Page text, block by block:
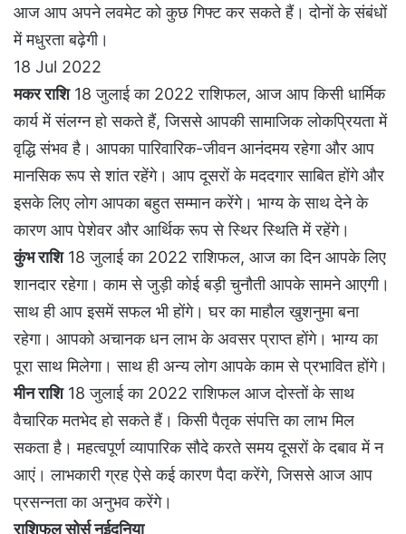
आज आप अपने लवमेट को कुछ गिफ्ट कर सकते हैं। दोनों के संबंधों
में मधुरता बढ़ेगी।
18 Jul 2022
मकर राशि18 जुलाई का 2022 राशिफल, आज आप किसी धार्मिक
कार्य में संलग्न हो सकते हैं, जिससे आपकी सामाजिक लोकप्रियता में
वृद्धि संभव है। आपका पारिवारिक-जीवन आनंदमय रहेगा और आप
मानसिक रूप से शांत रहेंगे। आप दूसरों के मददगार साबित होंगे और
इसके लिए लोग आपका बहुत सम्मान करेंगे। भाग्य के साथ देने के
कारण आप पेशेवर और आर्थिक रूप से स्थिर स्थिति में रहेंगे।
कुंभ राशि18 जुलाई का 2022 राशिफल, आज का दिन आपके लिए
शानदार रहेगा। काम से जुड़ी कोई बड़ी चुनौती आपके सामने आएगी।
साथ ही आप इसमें सफल भी होंगे। घर का माहौल खुशनुमा बना
रहेगा। आपको अचानक धन लाभ के अवसर प्राप्त होंगे। भाग्य का
पूरा साथ मिलेगा। साथ ही अन्य लोग आपके काम से प्रभावित होंगे।
मीन राशि18 जुलाई का 2022 राशिफल आज दोस्तों के साथ
वैचारिक मतभेद हो सकते हैं। किसी पैतृक संपत्ति का लाभ मिल
सकता है। महत्वपूर्ण व्यापारिक सौदे करते समय दूसरों के दबाव में न
आएं। लाभकारी ग्रह ऐसे कई कारण पैदा करेंगे, जिससे आज आप
प्रसन्नता का अनुभव करेंगे।
राशिफल सोर्स नईदुनिया